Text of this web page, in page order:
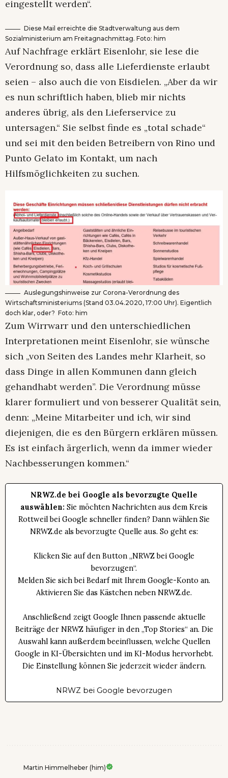
eingestellt werden“.
Diese Mail erreichte die Stadtverwaltung aus dem
Sozialministerium am Freitagnachmittag. Foto: him
Auf Nachfrage erklärt Eisenlohr, sie lese die
Verordnung so, dass alle Lieferdienste erlaubt
seien – also auch die von Eisdielen. „Aber da wir
es nun schriftlich haben, blieb mir nichts
anderes übrig, als den Lieferservice zu
untersagen.“ Sie selbst finde es „total schade“
und sei mit den beiden Betreibern von Rino und
Punto Gelato im Kontakt, um nach
Hilfsmöglichkeiten zu suchen.
Auslegungshinweise zur Corona-Verordnung des
Wirtschaftsministeriums (Stand 03.04.2020, 17:00 Uhr). Eigentlich
doch klar, oder? Foto: him
Zum Wirrwarr und den unterschiedlichen
Interpretationen meint Eisenlohr, sie wünsche
sich „von Seiten des Landes mehr Klarheit, so
dass Dinge in allen Kommunen dann gleich
gehandhabt werden”. Die Verordnung müsse
klarer formuliert und von besserer Qualität sein,
denn: „Meine Mitarbeiter und ich, wir sind
diejenigen, die es den Bürgern erklären müssen.
Es ist einfach ärgerlich, wenn da immer wieder
Nachbesserungen kommen.“
NRWZ.de bei Google als bevorzugte Quelle
auswählen: Sie möchten Nachrichten aus dem Kreis
Rottweil bei Google schneller finden? Dann wählen Sie
NRWZ.de als bevorzugte Quelle aus. So geht es:
Klicken Sie auf den Button „NRWZ bei Google
bevorzugen“.
Melden Sie sich bei Bedarf mit Ihrem Google-Konto an.
Aktivieren Sie das Kästchen neben NRWZ.de.
Anschließend zeigt Google Ihnen passende aktuelle
Beiträge der NRWZ häufiger in den „Top Stories“ an. Die
Auswahl kann außerdem beeinflussen, welche Quellen
Google in KI-Übersichten und im KI-Modus hervorhebt.
Die Einstellung können Sie jederzeit wieder ändern.
NRWZ bei Google bevorzugen
Martin Himmelheber (him)